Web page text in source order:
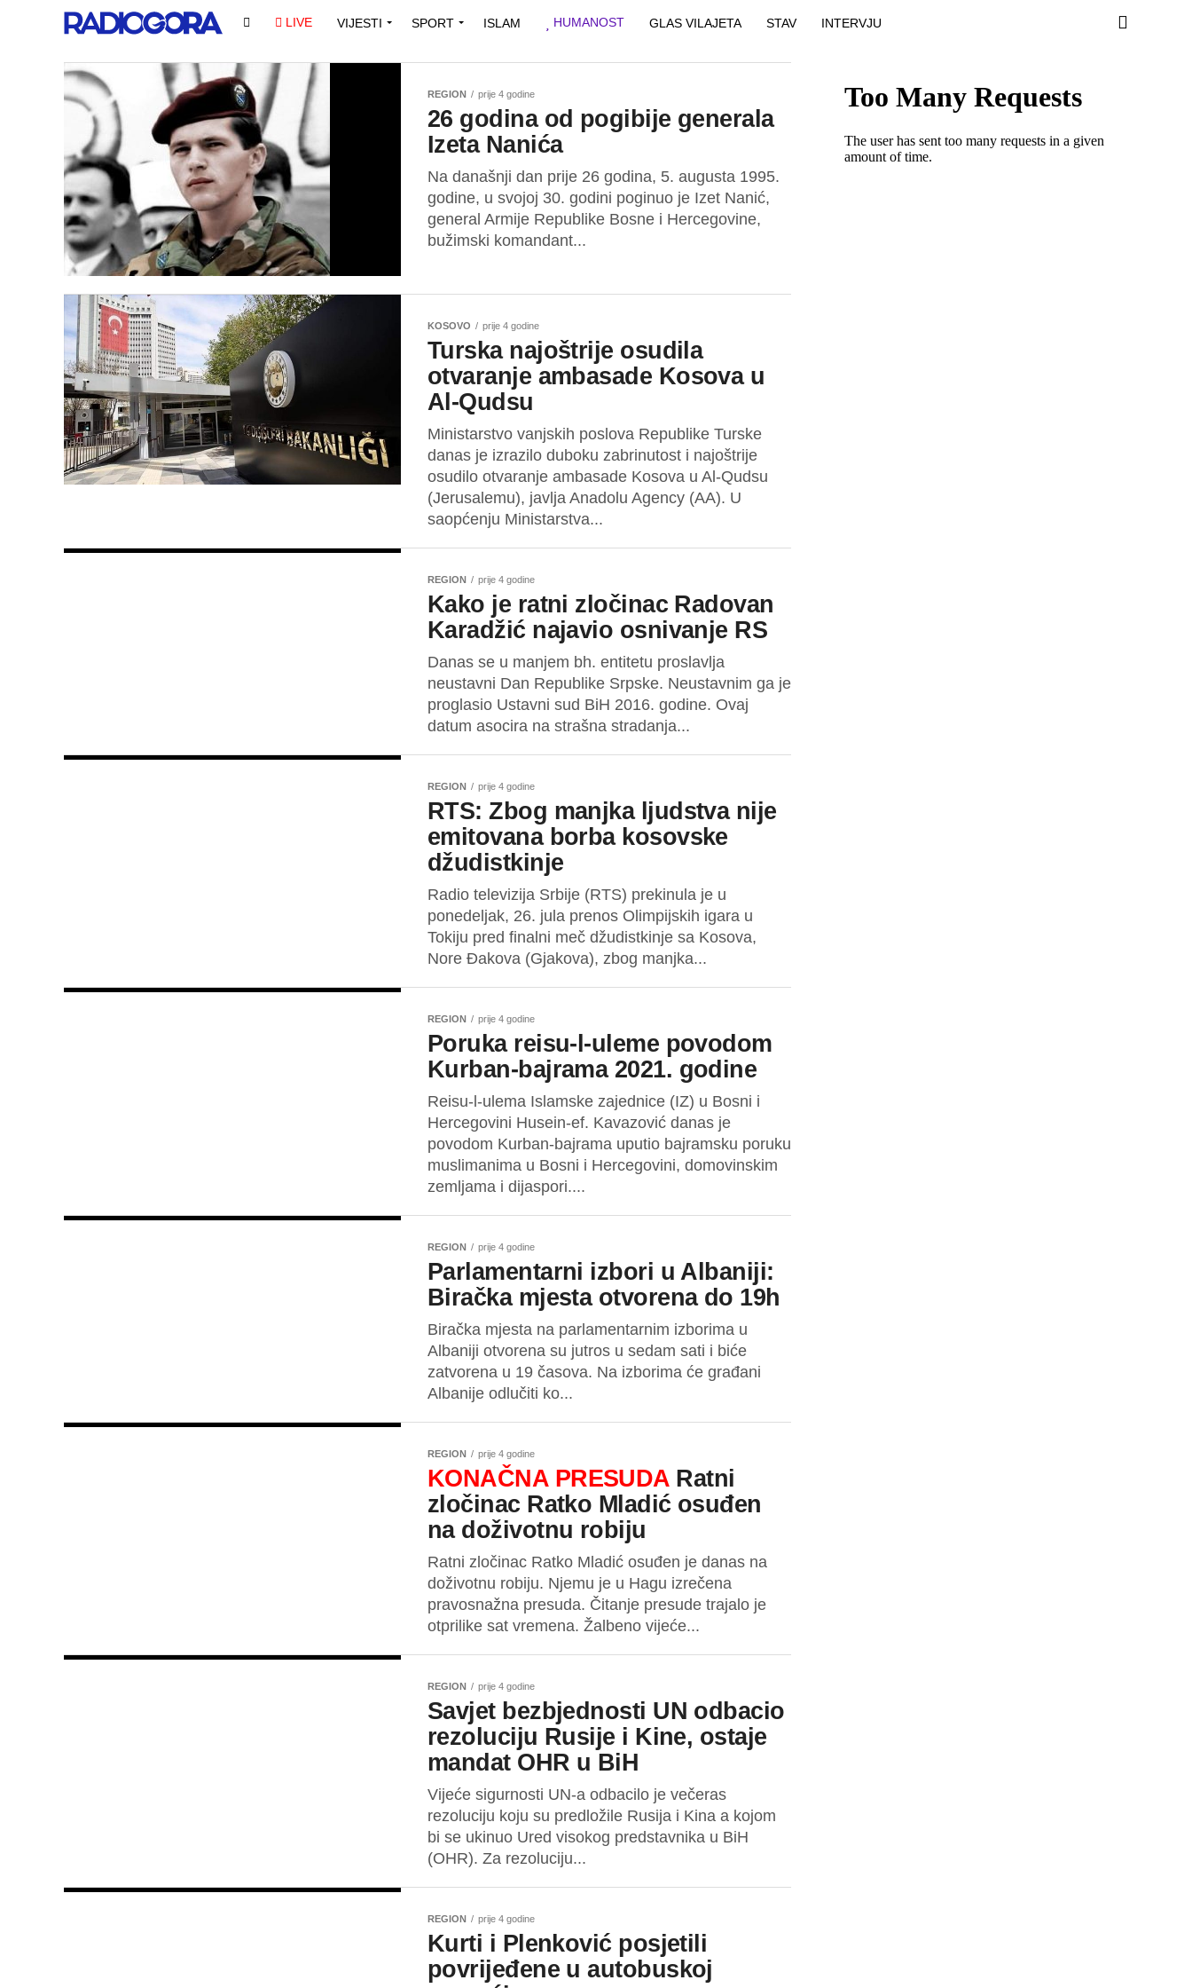
LIVE VIJESTI SPORT ISLAM HUMANOST GLAS VILAJETA STAV INTERVJU
REGION prije 4 godine
26 godina od pogibije generala
Izeta Nanića
Na današnji dan prije 26 godina, 5. augusta 1995.
godine, u svojoj 30. godini poginuo je Izet Nanić,
general Armije Republike Bosne i Hercegovine,
bužimski komandant...
KOSOVO prije 4 godine
Turska najoštrije osudila
otvaranje ambasade Kosova u
Al-Qudsu
Ministarstvo vanjskih poslova Republike Turske
danas je izrazilo duboku zabrinutost i najoštrije
osudilo otvaranje ambasade Kosova u Al-Qudsu
(Jerusalemu), javlja Anadolu Agency (AA). U
saopćenju Ministarstva...
REGION prije 4 godine
Kako je ratni zločinac Radovan
Karadžić najavio osnivanje RS
Danas se u manjem bh. entitetu proslavlja
neustavni Dan Republike Srpske. Neustavnim ga je
proglasio Ustavni sud BiH 2016. godine. Ovaj
datum asocira na strašna stradanja...
REGION prije 4 godine
RTS: Zbog manjka ljudstva nije
emitovana borba kosovske
džudistkinje
Radio televizija Srbije (RTS) prekinula je u
ponedeljak, 26. jula prenos Olimpijskih igara u
Tokiju pred finalni meč džudistkinje sa Kosova,
Nore Đakova (Gjakova), zbog manjka...
REGION prije 4 godine
Poruka reisu-l-uleme povodom
Kurban-bajrama 2021. godine
Reisu-l-ulema Islamske zajednice (IZ) u Bosni i
Hercegovini Husein-ef. Kavazović danas je
povodom Kurban-bajrama uputio bajramsku poruku
muslimanima u Bosni i Hercegovini, domovinskim
zemljama i dijaspori....
REGION prije 4 godine
Parlamentarni izbori u Albaniji:
Biračka mjesta otvorena do 19h
Biračka mjesta na parlamentarnim izborima u
Albaniji otvorena su jutros u sedam sati i biće
zatvorena u 19 časova. Na izborima će građani
Albanije odlučiti ko...
REGION prije 4 godine
KONAČNA PRESUDA Ratni
zločinac Ratko Mladić osuđen
na doživotnu robiju
Ratni zločinac Ratko Mladić osuđen je danas na
doživotnu robiju. Njemu je u Hagu izrečena
pravosnažna presuda. Čitanje presude trajalo je
otprilike sat vremena. Žalbeno vijeće...
REGION prije 4 godine
Savjet bezbjednosti UN odbacio
rezoluciju Rusije i Kine, ostaje
mandat OHR u BiH
Vijeće sigurnosti UN-a odbacilo je večeras
rezoluciju koju su predložile Rusija i Kina a kojom
bi se ukinuo Ured visokog predstavnika u BiH
(OHR). Za rezoluciju...
REGION prije 4 godine
Kurti i Plenković posjetili
povrijeđene u autobuskoj